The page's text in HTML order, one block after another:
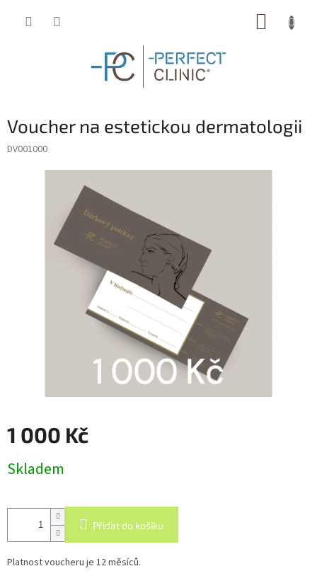
Voucher na estetickou dermatologii
DV001000
1 000 Kč
cena:
Skladem
Přidat do košíku
Platnost voucheru je 12 měsíců.